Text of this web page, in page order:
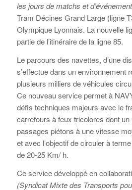
les jours de matchs et
Tram Décines Grand Large (ligne
Olympique Lyonnais. La nouvelle
partie de l’itinéraire de la ligne 85.
Le parcours des navettes, d’une
s’effectue dans un environnement
plusieurs milliers de véhicules
Ce nouveau service permet à
défis techniques majeurs avec le
carrefours à feux tricolores dont un
passages piétons à une vitesse
et avec l’objectif de circuler à
de 20-25 Km/ h.
Ce service développé en
(Syndicat Mixte des Transports